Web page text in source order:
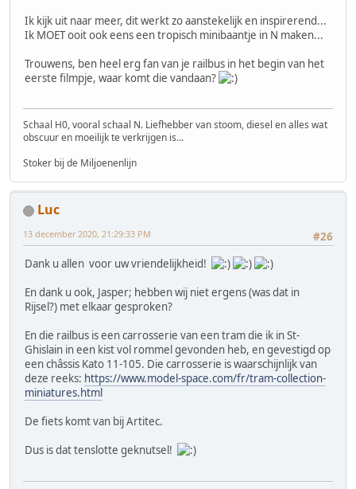
Ik kijk uit naar meer, dit werkt zo aanstekelijk en inspirerend...
Ik MOET ooit ook eens een tropisch minibaantje in N maken...
Trouwens, ben heel erg fan van je railbus in het begin van het
eerste filmpje, waar komt die vandaan?
Schaal H0, vooral schaal N. Liefhebber van stoom, diesel en alles wat
obscuur en moeilijk te verkrijgen is...
Stoker bij de Miljoenenlijn
Luc
#26
13 december 2020, 21:29:33 PM
Dank u allen voor uw vriendelijkheid!
En dank u ook, Jasper; hebben wij niet ergens (was dat in
Rijsel?) met elkaar gesproken?
En die railbus is een carrosserie van een tram die ik in St-
Ghislain in een kist vol rommel gevonden heb, en gevestigd op
een châssis Kato 11-105. Die carrosserie is waarschijnlijk van
deze reeks: https://www.model-space.com/fr/tram-collection-
miniatures.html
De fiets komt van bij Artitec.
Dus is dat tenslotte geknutsel!